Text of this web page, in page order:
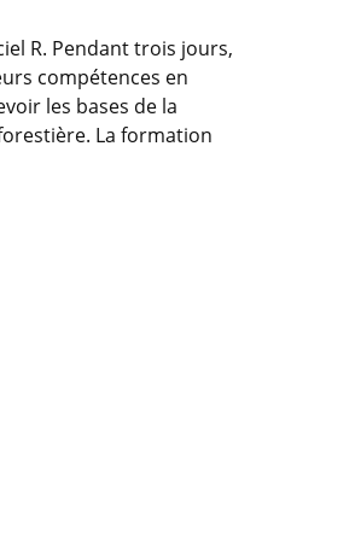
R. Pendant trois jours,
compétences en
les bases de la
La formation